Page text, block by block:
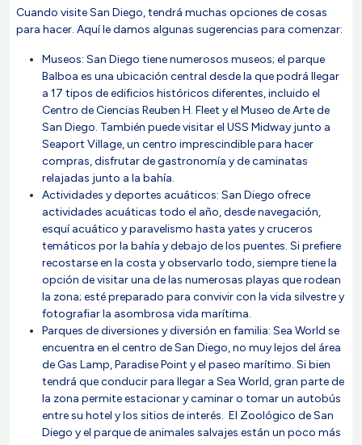
Cuando visite San Diego, tendrá muchas opciones de cosas
para hacer. Aquí le damos algunas sugerencias para comenzar:
Museos: San Diego tiene numerosos museos; el parque
Balboa es una ubicación central desde la que podrá llegar
a 17 tipos de edificios históricos diferentes, incluido el
Centro de Ciencias Reuben H. Fleet y el Museo de Arte de
San Diego. También puede visitar el USS Midway junto a
Seaport Village, un centro imprescindible para hacer
compras, disfrutar de gastronomía y de caminatas
relajadas junto a la bahía.
Actividades y deportes acuáticos: San Diego ofrece
actividades acuáticas todo el año, desde navegación,
esquí acuático y paravelismo hasta yates y cruceros
temáticos por la bahía y debajo de los puentes. Si prefiere
recostarse en la costa y observarlo todo, siempre tiene la
opción de visitar una de las numerosas playas que rodean
la zona; esté preparado para convivir con la vida silvestre y
fotografiar la asombrosa vida marítima.
Parques de diversiones y diversión en familia: Sea World se
encuentra en el centro de San Diego, no muy lejos del área
de Gas Lamp, Paradise Point y el paseo marítimo. Si bien
tendrá que conducir para llegar a Sea World, gran parte de
la zona permite estacionar y caminar o tomar un autobús
entre su hotel y los sitios de interés. El Zoológico de San
Diego y el parque de animales salvajes están un poco más